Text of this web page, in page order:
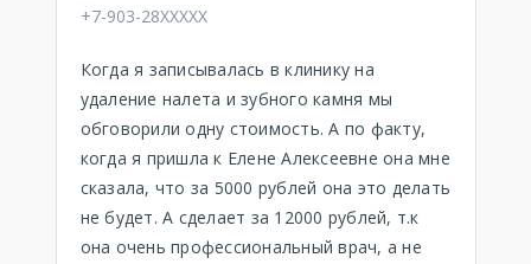
+7-903-28XXXXX
Когда я записывалась в клинику на
удаление налета и зубного камня мы
обговорили одну стоимость. А по факту,
когда я пришла к Елене Алексеевне она мне
сказала, что за 5000 рублей она это делать
не будет. А сделает за 12000 рублей, т.к
она очень профессиональный врач, а не